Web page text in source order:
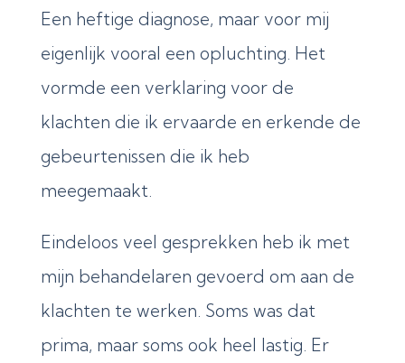
Een heftige diagnose, maar voor mij
eigenlijk vooral een opluchting. Het
vormde een verklaring voor de
klachten die ik ervaarde en erkende de
gebeurtenissen die ik heb
meegemaakt.
Eindeloos veel gesprekken heb ik met
mijn behandelaren gevoerd om aan de
klachten te werken. Soms was dat
prima, maar soms ook heel lastig. Er